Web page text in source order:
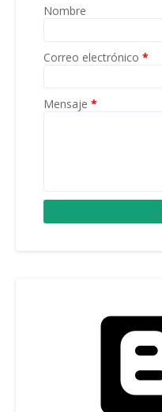
Nombre
Correo electrónico *
Mensaje *